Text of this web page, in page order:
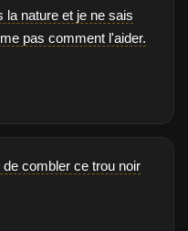
la nature et je ne sais
pas comment l'aider.
combler ce trou noir